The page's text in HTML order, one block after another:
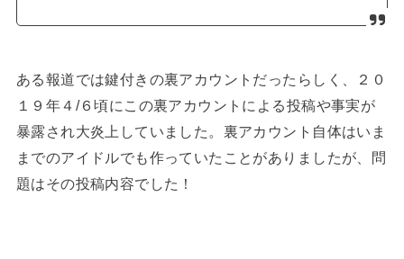
ある報道では鍵付きの裏アカウントだったらしく、２０
１９年４/６頃にこの裏アカウントによる投稿や事実が
暴露され大炎上していました。裏アカウント自体はいま
までのアイドルでも作っていたことがありましたが、問
題はその投稿内容でした！